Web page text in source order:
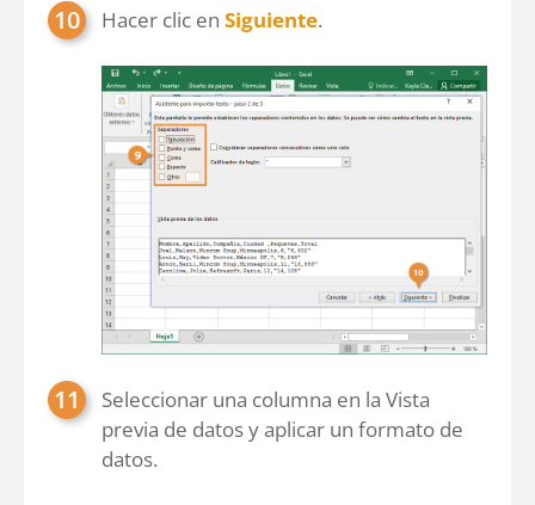
Hacer clic en Siguiente.
Seleccionar una columna en la Vista
previa de datos y aplicar un formato de
datos.